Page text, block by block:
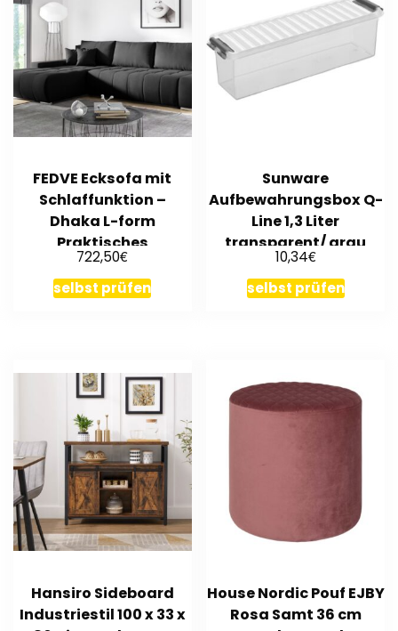
FEDVE Ecksofa mit
Schlaffunktion –
Dhaka L-form
Praktisches
Schlafsofa mit
Bettkasten
722,50€
selbst prüfen
Sunware
Aufbewahrungsbox Q-
Line 1,3 Liter
transparent/ grau
Kunststoff mit Deckel
10,34€
selbst prüfen
Hansiro Sideboard
Industriestil 100 x 33 x
House Nordic Pouf EJBY
Rosa Samt 36 cm